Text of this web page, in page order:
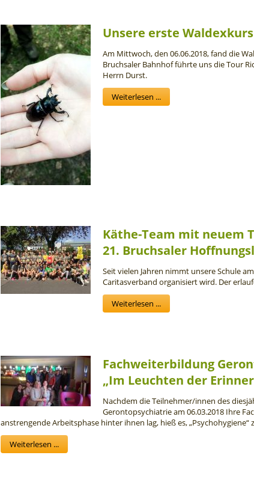
Unsere erste
Am Mittwoch, den 06.06.2018, fand die
Bruchsaler Bahnhof führte uns die Tour
Herrn Durst.
Weiterlesen ...
Käthe-Team mit neuem
21. Bruchsaler
Seit vielen Jahren nimmt unsere Schule
Caritasverband organisiert wird. Der
Weiterlesen ...
Fachweiterbildung
„Im Leuchten der
Nachdem die Teilnehmer/innen des
Gerontopsychiatrie am 06.03.2018 Ihre
anstrengende Arbeitsphase hinter ihnen lag, hieß es,
Weiterlesen ...